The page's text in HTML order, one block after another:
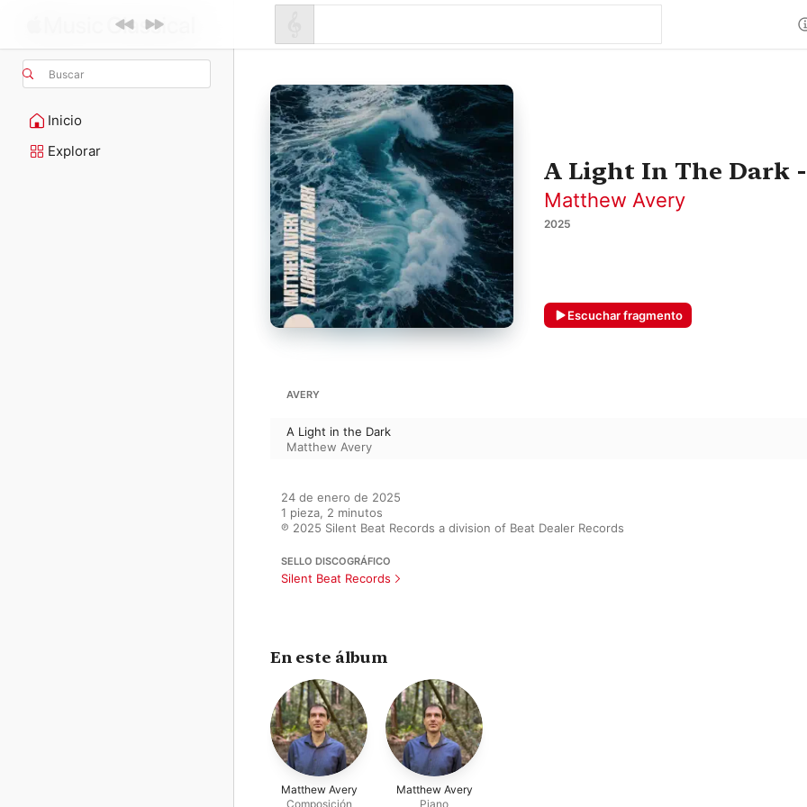
Buscar
Inicio
Explorar
A Light In The Dark
Matthew Avery
2025
Escuchar fragmento
AVERY
A Light in the Dark
Matthew Avery
24 de enero de 2025
1 pieza, 2 minutos
℗ 2025 Silent Beat Records a division of Beat Dealer Records
SELLO DISCOGRÁFICO
Silent Beat Records
En este álbum
Matthew Avery
Composición
Matthew Avery
Piano